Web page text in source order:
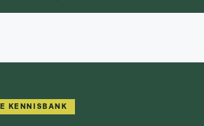
KENNISBANK